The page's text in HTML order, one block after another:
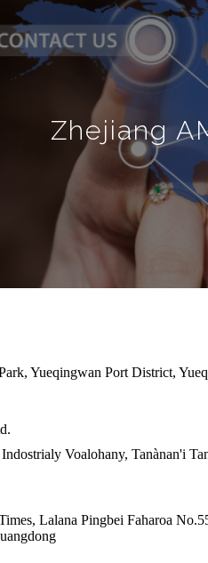
Zhejiang
Yueqingwan Port District,
Voalohany, Tanànan'i
Lalana Pingbei Faharoa